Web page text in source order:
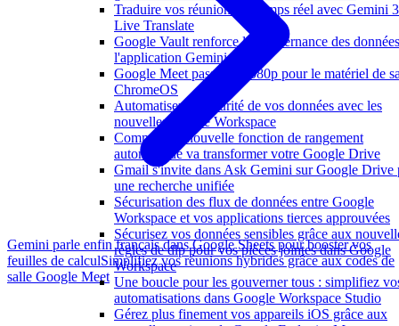
Traduire vos réunions en temps réel avec Gemini
Live Translate
Google Vault renforce la gouvernance des
l'application Gemini
Google Meet passe au 1080p pour le matériel de
ChromeOS
Automatisez la sécurité de vos données avec les
nouvelles API de Workspace
Comment la nouvelle fonction de rangement
automatique va transformer votre Google Drive
Gmail s'invite dans Ask Gemini sur Google Drive
une recherche unifiée
Sécurisation des flux de données entre Google
Workspace et vos applications tierces approuvées
Sécurisez vos données sensibles grâce aux
règles de dlp pour vos pièces jointes dans Google
Workspace
Une boucle pour les gouverner tous : simplifiez
automatisations dans Google Workspace Studio
Gérez plus finement vos appareils iOS grâce aux
Gemini parle enfin français dans Google Sheets pour booster vos
feuilles de calculSimplifiez vos réunions hybrides grâce aux codes de
salle Google Meet